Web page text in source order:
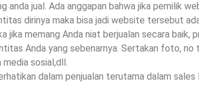
anda jual. Ada anggapan bahwa jika pemilik
dirinya maka bisa jadi website tersebut
jika memang Anda niat berjualan secara baik,
Anda yang sebenarnya. Sertakan foto, no
media sosial,dll.
dalam penjualan terutama dalam